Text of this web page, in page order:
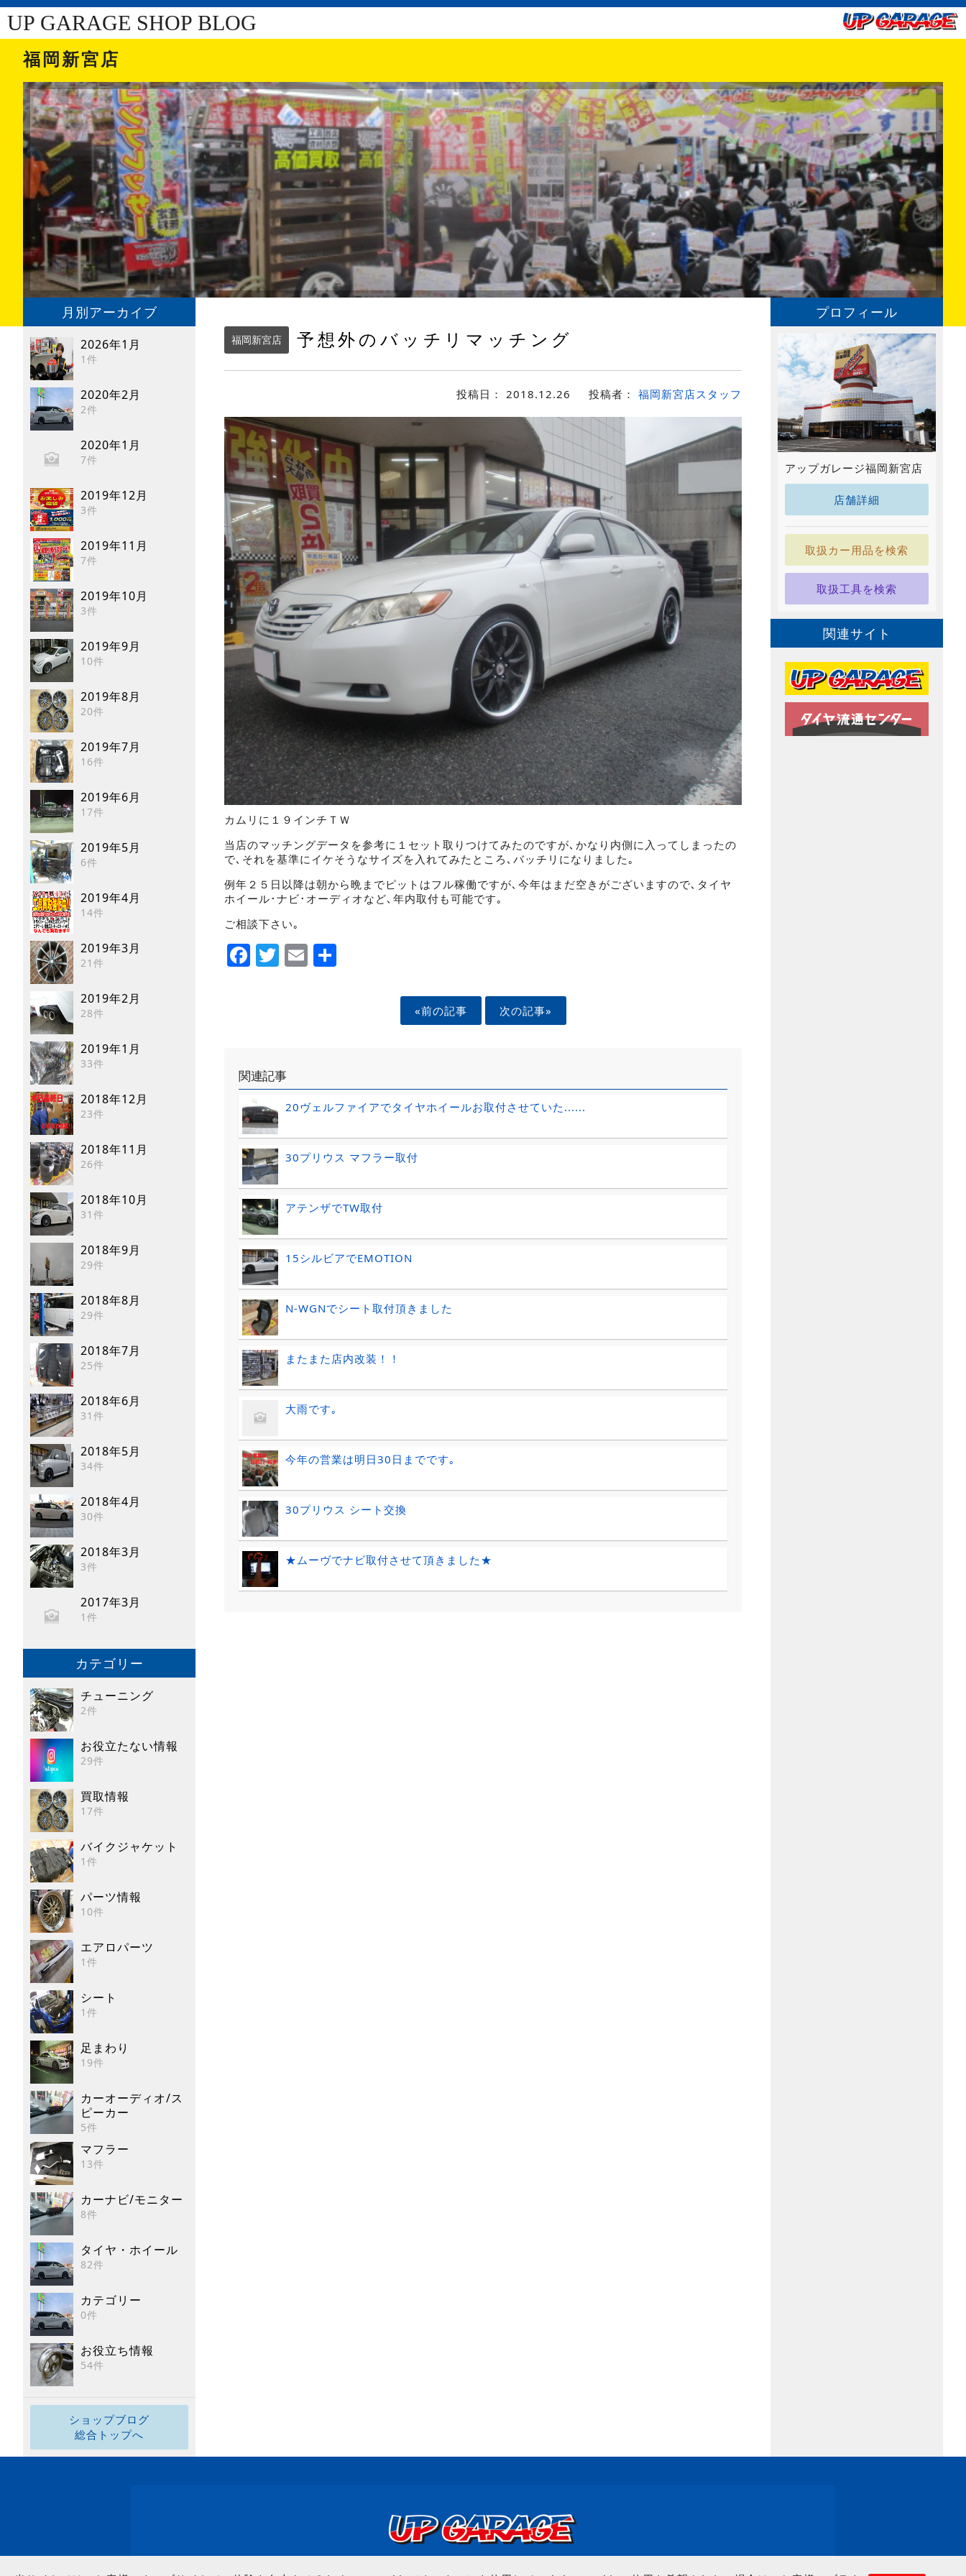
UP GARAGE SHOP BLOG
福岡新宮店
月別アーカイブ
2026年1月
1件
2020年2月
2件
2020年1月
7件
2019年12月
3件
2019年11月
7件
2019年10月
3件
2019年9月
10件
2019年8月
20件
2019年7月
16件
2019年6月
17件
2019年5月
6件
2019年4月
14件
2019年3月
21件
2019年2月
28件
2019年1月
33件
2018年12月
23件
2018年11月
26件
2018年10月
31件
2018年9月
29件
2018年8月
29件
2018年7月
25件
2018年6月
31件
2018年5月
34件
2018年4月
30件
2018年3月
3件
2017年3月
1件
カテゴリー
チューニング
2件
お役立たない情報
29件
買取情報
17件
バイクジャケット
1件
パーツ情報
10件
エアロパーツ
1件
シート
1件
足まわり
19件
カーオーディオ/ス
ピーカー
5件
マフラー
13件
カーナビ/モニター
8件
タイヤ・ホイール
82件
カテゴリー
0件
お役立ち情報
54件
ショップブログ
総合トップへ
福岡新宮店 予想外のバッチリマッチング
投稿日： 2018.12.26 投稿者： 福岡新宮店スタッフ
カムリに１９インチＴＷ
当店のマッチングデータを参考に１セット取りつけてみたのですが､かなり内側に入ってしまったの
で､それを基準にイケそうなサイズを入れてみたところ､バッチリになりました｡
例年２５日以降は朝から晩までピットはフル稼働ですが､今年はまだ空きがございますので､タイヤ
ホイール･ナビ･オーディオなど､年内取付も可能です｡
ご相談下さい｡
Facebook
Twitter
Email
«前の記事 次の記事»
関連記事
20ヴェルファイアでタイヤホイールお取付させていた......
30プリウス マフラー取付
アテンザでTW取付
15シルビアでEMOTION
N-WGNでシート取付頂きました
またまた店内改装！！
大雨です｡
今年の営業は明日30日までです｡
30プリウス シート交換
★ムーヴでナビ取付させて頂きました★
プロフィール
アップガレージ福岡新宮店
店舗詳細
取扱カー用品を検索
取扱工具を検索
関連サイト